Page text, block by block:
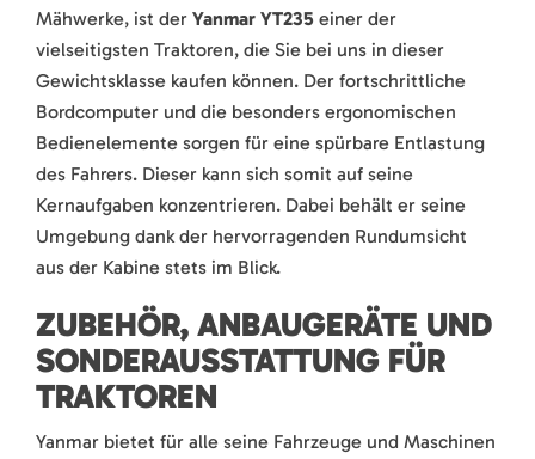
Mähwerke, ist der Yanmar YT235 einer der
vielseitigsten Traktoren, die Sie bei uns in dieser
Gewichtsklasse kaufen können. Der fortschrittliche
Bordcomputer und die besonders ergonomischen
Bedienelemente sorgen für eine spürbare Entlastung
des Fahrers. Dieser kann sich somit auf seine
Kernaufgaben konzentrieren. Dabei behält er seine
Umgebung dank der hervorragenden Rundumsicht
aus der Kabine stets im Blick.
ZUBEHÖR, ANBAUGERÄTE UND
SONDERAUSSTATTUNG FÜR
TRAKTOREN
Yanmar bietet für alle seine Fahrzeuge und Maschinen